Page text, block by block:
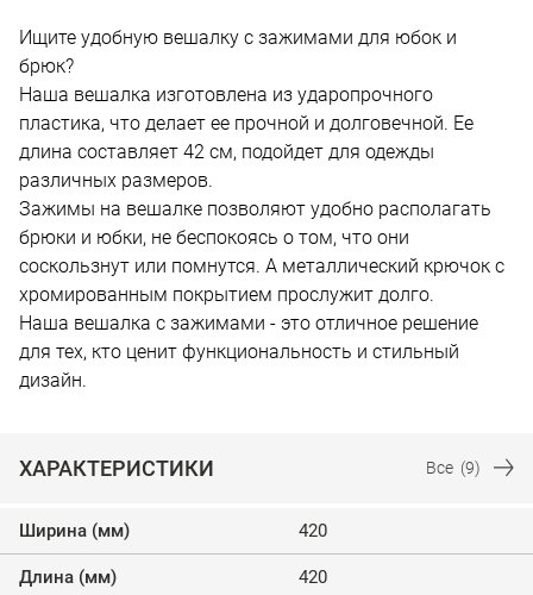
Ищите удобную вешалку с зажимами для юбок и
брюк?
Наша вешалка изготовлена из ударопрочного
пластика, что делает ее прочной и долговечной. Ее
длина составляет 42 см, подойдет для одежды
различных размеров.
Зажимы на вешалке позволяют удобно располагать
брюки и юбки, не беспокоясь о том, что они
соскользнут или помнутся. А металлический крючок с
хромированным покрытием прослужит долго.
Наша вешалка с зажимами - это отличное решение
для тех, кто ценит функциональность и стильный
дизайн.
ХАРАКТЕРИСТИКИ Все (9)
Ширина (мм) 420
Длина (мм) 420